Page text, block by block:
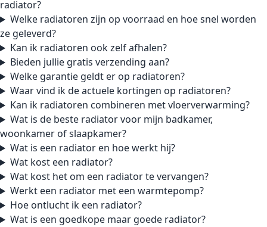
radiator?
Welke radiatoren zijn op voorraad en hoe snel worden
ze geleverd?
Kan ik radiatoren ook zelf afhalen?
Bieden jullie gratis verzending aan?
Welke garantie geldt er op radiatoren?
Waar vind ik de actuele kortingen op radiatoren?
Kan ik radiatoren combineren met vloerverwarming?
Wat is de beste radiator voor mijn badkamer,
woonkamer of slaapkamer?
Wat is een radiator en hoe werkt hij?
Wat kost een radiator?
Wat kost het om een radiator te vervangen?
Werkt een radiator met een warmtepomp?
Hoe ontlucht ik een radiator?
Wat is een goedkope maar goede radiator?